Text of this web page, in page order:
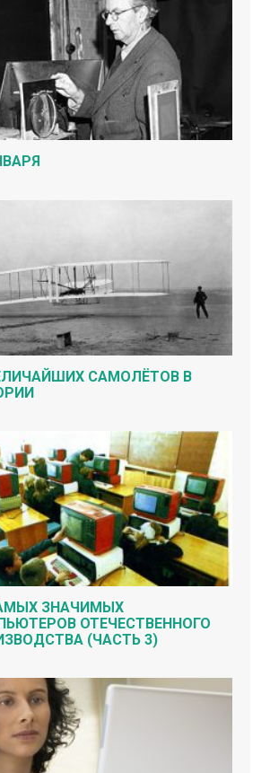
САМОЛЁТОВ В
ЗНАЧИМЫХ
ОТЕЧЕСТВЕННОГО
(ЧАСТЬ 3)